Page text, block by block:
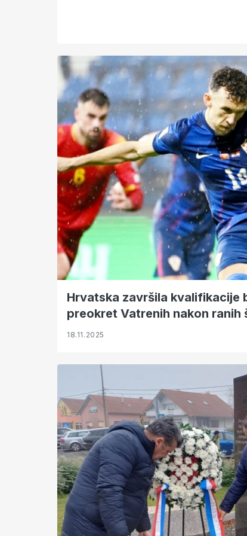
Hrvatska završila kvalifikacije
preokret Vatrenih nakon ranih
18.11.2025